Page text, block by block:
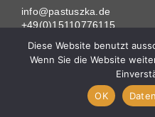
info@pastuszka.de
+49(0)15110776115
Diese Website benutzt
Wenn Sie die Website
OK